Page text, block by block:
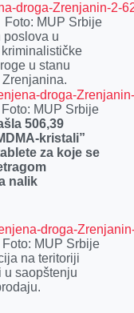
Foto: MUP Srbije
poslova u
u stanu
Foto: MUP Srbije
506,39
kristali”
za koje se
nalik
Foto: MUP Srbije
na teritoriji
u saopštenju